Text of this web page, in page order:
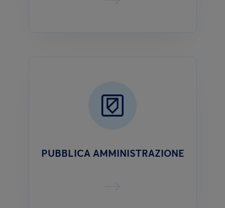
PUBBLICA AMMINISTRAZIONE